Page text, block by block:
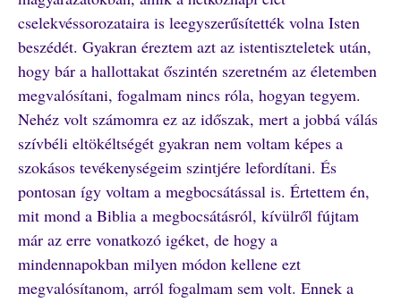
cselekvéssorozataira is leegyszerűsítették volna Isten
beszédét. Gyakran éreztem azt az istentiszteletek után,
hogy bár a hallottakat őszintén szeretném az életemben
megvalósítani, fogalmam nincs róla, hogyan tegyem.
Nehéz volt számomra ez az időszak, mert a jobbá válás
szívbéli eltökéltségét gyakran nem voltam képes a
szokásos tevékenységeim szintjére lefordítani. És
pontosan így voltam a megbocsátással is. Értettem én,
mit mond a Biblia a megbocsátásról, kívülről fújtam
már az erre vonatkozó igéket, de hogy a
mindennapokban milyen módon kellene ezt
megvalósítanom, arról fogalmam sem volt. Ennek a